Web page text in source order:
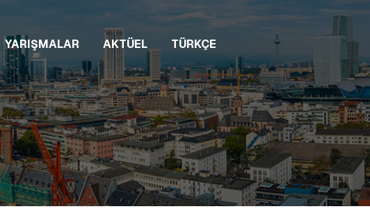
YARIŞMALAR AKTÜEL TÜRKÇE